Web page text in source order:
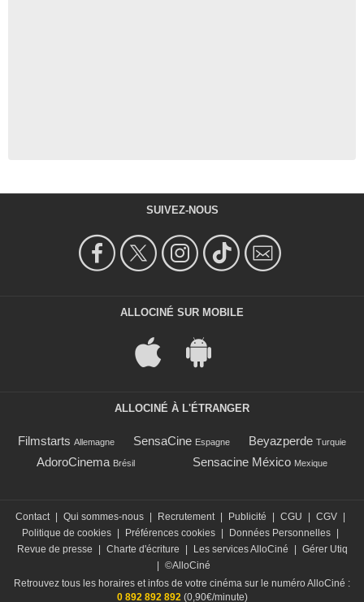
SUIVEZ-NOUS
ALLOCINÉ SUR MOBILE
ALLOCINÉ À L'ÉTRANGER
Filmstarts Allemagne SensaCine Espagne Beyazperde Turquie
AdoroCinema Brésil Sensacine México Mexique
Contact Qui sommes-nous Recrutement Publicité CGU CGV
Politique de cookies
Préférences cookies Données Personnelles
Revue de presse
Charte d'écriture Les services AlloCiné
Gérer Utiq
©AlloCiné
Retrouvez tous les horaires et infos de votre cinéma sur le numéro AlloCiné :
0 892 892 892(0,90€/minute)